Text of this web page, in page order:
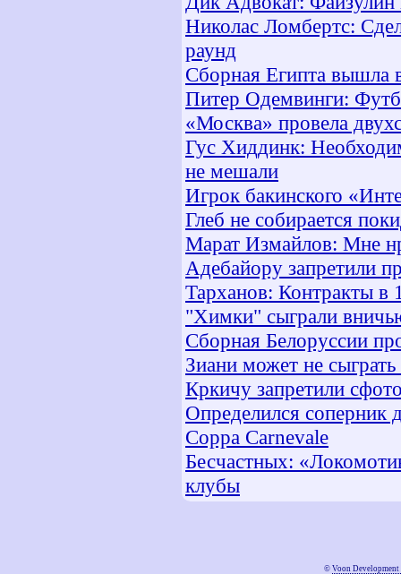
Николас Ломбертс:
раунд
Сборная Египта вышла
Питер Одемвинги:
«Москва» провела
Гус Хиддинк:
не мешали
Игрок бакинского
Глеб не собирается
Марат Измайлов: Мне
Адебайору запретили
Тарханов: Контракты в
"Химки" сыграли
Сборная Белоруссии
Зиани может не
Кркичу запретили
Определился соперник
Coppa Carnevale
Бесчастных:
клубы
© Voon Development